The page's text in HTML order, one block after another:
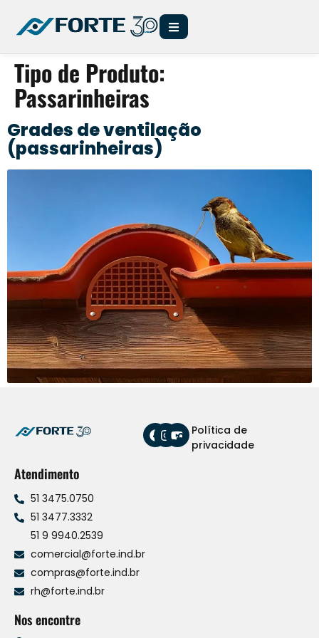
Tipo de Produto:
Passarinheiras
Grades de ventilação
(passarinheiras)
Política de
privacidade
Atendimento
51 3475.0750
51 3477.3332
51 9 9940.2539
comercial@forte.ind.br
compras@forte.ind.br
rh@forte.ind.br
Nos encontre